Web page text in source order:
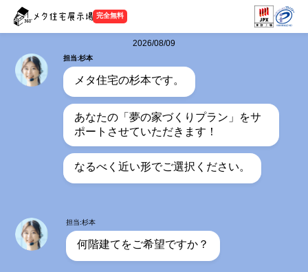
完全無料
2026/08/09
担当:杉本
メタ住宅の杉本です。
あなたの「夢の家づくりプラン」をサ
ポートさせていただきます！
なるべく近い形でご選択ください。
担当:杉本
何階建てをご希望ですか？